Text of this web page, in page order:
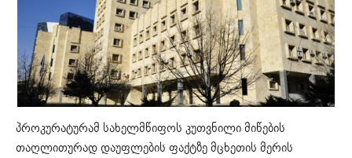
პროკურატურამ სახელმწიფოს კუთვნილი მიწების
თაღლითურად დაუფლების ფაქტზე მცხეთის მერის